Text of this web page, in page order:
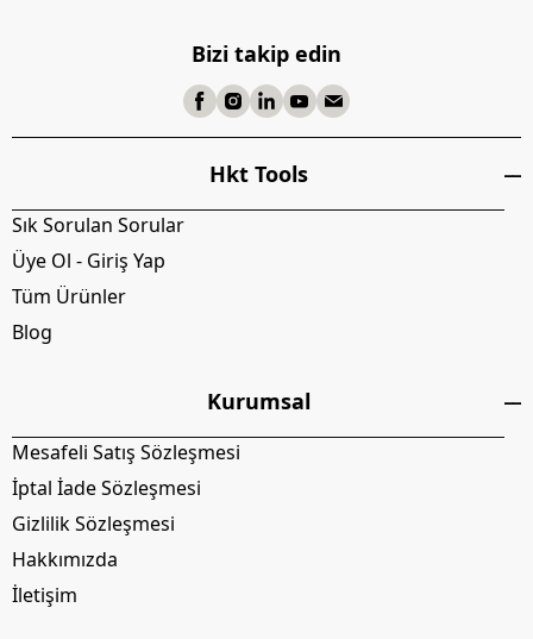
Bizi takip edin
Hkt Tools
Sık Sorulan Sorular
Üye Ol - Giriş Yap
Tüm Ürünler
Blog
Kurumsal
Mesafeli Satış Sözleşmesi
İptal İade Sözleşmesi
Gizlilik Sözleşmesi
Hakkımızda
İletişim